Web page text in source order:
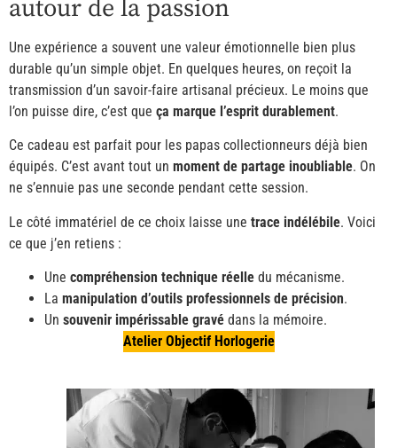
autour de la passion
Une expérience a souvent une valeur émotionnelle bien plus
durable qu’un simple objet. En quelques heures, on reçoit la
transmission d’un savoir-faire artisanal précieux. Le moins que
l’on puisse dire, c’est que ça marque l’esprit durablement.
Ce cadeau est parfait pour les papas collectionneurs déjà bien
équipés. C’est avant tout un moment de partage inoubliable. On
ne s’ennuie pas une seconde pendant cette session.
Le côté immatériel de ce choix laisse une trace indélébile. Voici
ce que j’en retiens :
Une compréhension technique réelle du mécanisme.
La manipulation d’outils professionnels de précision.
Un souvenir impérissable gravé dans la mémoire.
Atelier Objectif Horlogerie